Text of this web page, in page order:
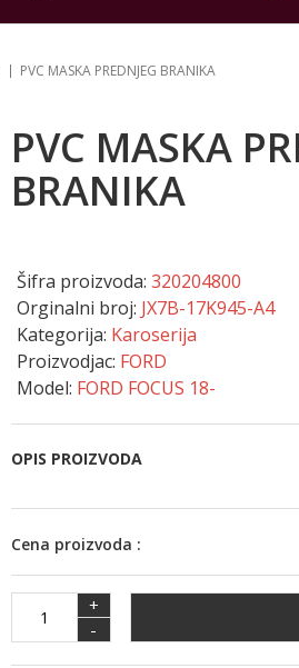
PVC MASKA PREDNJEG BRANIKA
PVC MASKA
BRANIKA
Šifra proizvoda: 320204800
Orginalni broj: JX7B-17K945-A4
Kategorija: Karoserija
Proizvodjac: FORD
Model: FORD FOCUS 18-
OPIS PROIZVODA
Cena proizvoda :
+
-